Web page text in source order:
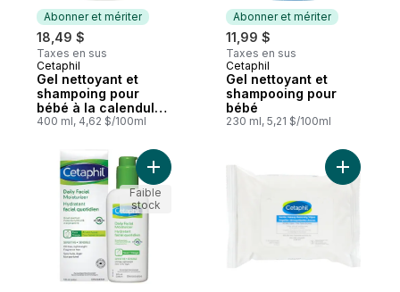
Abonner et mériter
18,49 $
Taxes en sus
Abonner et mériter
Cetaphil
Gel nettoyant et
shampoing pour
bébé à la calendula
biologique, corps et
400 ml, 4,62 $/100ml
Abonner et mériter
11,99 $
Taxes en sus
Abonner et mériter
Cetaphil
Gel nettoyant et
shampooing pour
bébé
230 ml, 5,21 $/100ml
Ajouter Hydratant facial quotidien FPS 15
Faible
stock
Ajouter